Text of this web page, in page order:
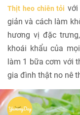
Thịt heo chiên tỏi với
giản và cách làm
hương vị đặc
khoái khẩu của
làm 1 bữa cơm với
gia đình thật no nê